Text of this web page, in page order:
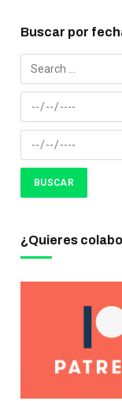
Buscar por
¿Quieres